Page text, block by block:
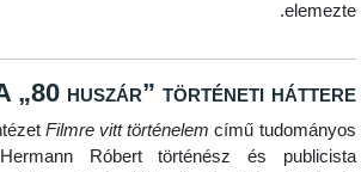
A „80 huszár”
IntézetFilmre vitt történelemcímű
Dr. Hermann Róbert történész